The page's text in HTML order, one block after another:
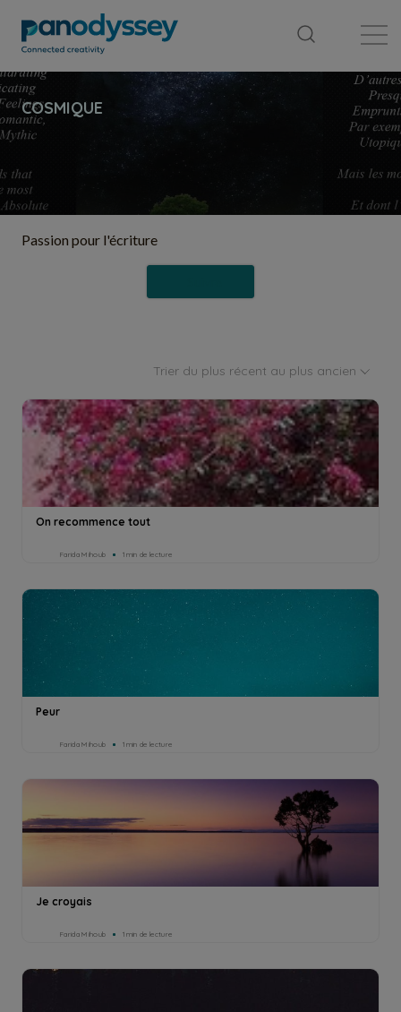
Passion pour l'écriture
Trier du plus récent au plus ancien
On recommence tout
Farida Mihoub 1min de lecture
Peur
Farida Mihoub 1min de lecture
Je croyais
Farida Mihoub 1min de lecture